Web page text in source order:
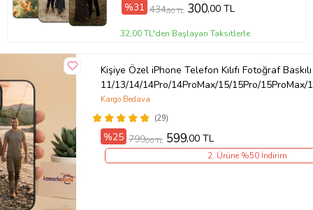
%31 434,80 TL 300,00 TL
32,00 TL'den Başlayan Taksitlerle
Kişiye Özel iPhone Telefon Kılıfı Fotoğraf Baskılı
11/13/14/14Pro/14ProMax/15/15Pro/
(29)
Kargo Bedava
%25 799,00 TL 599,00 TL
2. Ürüne %50 İndirim